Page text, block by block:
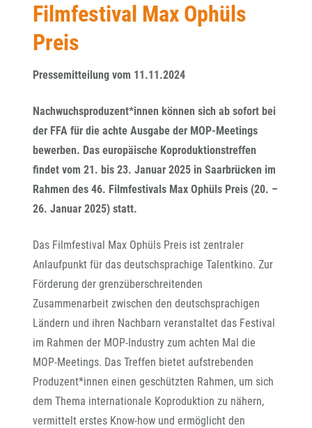
Filmfestival Max Ophüls
Preis
Pressemitteilung vom 11.11.2024
Nachwuchsproduzent*innen können sich ab sofort bei
der FFA für die achte Ausgabe der MOP-Meetings
bewerben. Das europäische Koproduktionstreffen
findet vom 21. bis 23. Januar 2025 in Saarbrücken im
Rahmen des 46. Filmfestivals Max Ophüls Preis (20. –
26. Januar 2025) statt.
Das Filmfestival Max Ophüls Preis ist zentraler
Anlaufpunkt für das deutschsprachige Talentkino. Zur
Förderung der grenzüberschreitenden
Zusammenarbeit zwischen den deutschsprachigen
Ländern und ihren Nachbarn veranstaltet das Festival
im Rahmen der MOP-Industry zum achten Mal die
MOP-Meetings. Das Treffen bietet aufstrebenden
Produzent*innen einen geschützten Rahmen, um sich
dem Thema internationale Koproduktion zu nähern,
vermittelt erstes Know-how und ermöglicht den